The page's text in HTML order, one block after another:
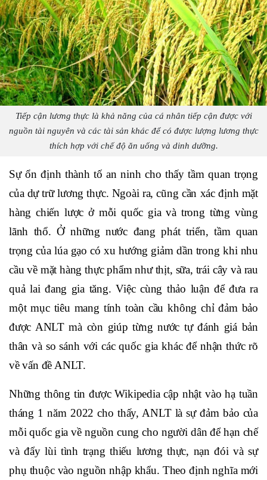
Tiếp cận lương thực là khả năng của cá nhân tiếp cận được với
nguồn tài nguyên và các tài sản khác để có được lượng lương thực
thích hợp với chế độ ăn uống và dinh dưỡng.
Sự ổn định thành tố an ninh cho thấy tầm quan trọng
của dự trữ lương thực. Ngoài ra, cũng cần xác định mặt
hàng chiến lược ở mỗi quốc gia và trong từng vùng
lãnh thổ. Ở những nước đang phát triển, tầm quan
trọng của lúa gạo có xu hướng giảm dần trong khi nhu
cầu về mặt hàng thực phẩm như thịt, sữa, trái cây và rau
quả lai đang gia tăng. Việc cùng thảo luận để đưa ra
một mục tiêu mang tính toàn cầu không chỉ đảm bảo
được ANLT mà còn giúp từng nước tự đánh giá bản
thân và so sánh với các quốc gia khác để nhận thức rõ
về vấn đề ANLT.
Những thông tin được Wikipedia cập nhật vào hạ tuần
tháng 1 năm 2022 cho thấy, ANLT là sự đảm bảo của
mỗi quốc gia về nguồn cung cho người dân để hạn chế
và đẩy lùi tình trạng thiếu lương thực, nạn đói và sự
phụ thuộc vào nguồn nhập khẩu. Theo định nghĩa mới